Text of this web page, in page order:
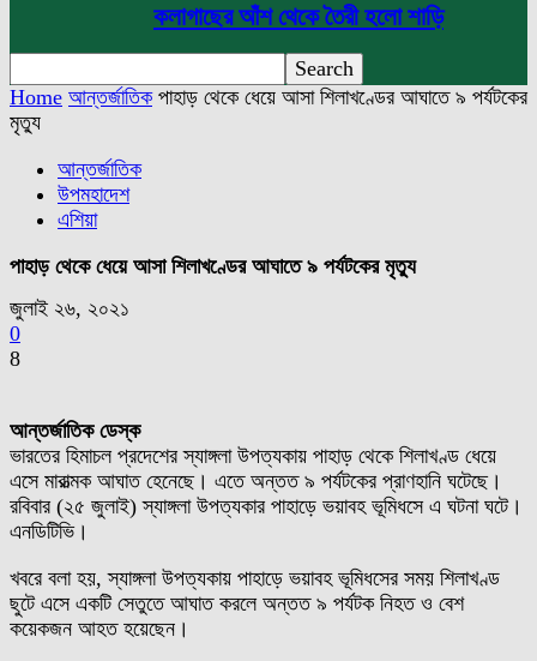
কলাগাছের আঁশ থেকে তৈরী হলো শাড়ি
Home আন্তর্জাতিক পাহাড় থেকে ধেয়ে আসা শিলাখণ্ডের আঘাতে ৯ পর্যটকের
মৃত্যু
আন্তর্জাতিক
উপমহাদেশ
এশিয়া
পাহাড় থেকে ধেয়ে আসা শিলাখণ্ডের আঘাতে ৯ পর্যটকের মৃত্যু
জুলাই ২৬, ২০২১
0
8
আন্তর্জাতিক ডেস্ক
ভারতের হিমাচল প্রদেশের স্যাঙ্গলা উপত্যকায় পাহাড় থেকে শিলাখণ্ড ধেয়ে
এসে মারাত্মক আঘাত হেনেছে। এতে অন্তত ৯ পর্যটকের প্রাণহানি ঘটেছে।
রবিবার (২৫ জুলাই) স্যাঙ্গলা উপত্যকার পাহাড়ে ভয়াবহ ভূমিধসে এ ঘটনা ঘটে।
এনডিটিভি।
খবরে বলা হয়, স্যাঙ্গলা উপত্যকায় পাহাড়ে ভয়াবহ ভূমিধসের সময় শিলাখণ্ড
ছুটে এসে একটি সেতুতে আঘাত করলে অন্তত ৯ পর্যটক নিহত ও বেশ
কয়েকজন আহত হয়েছেন।